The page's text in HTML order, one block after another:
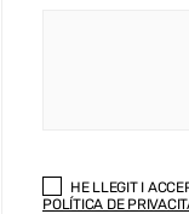
HE LLEGIT I
POLÍTICA DE